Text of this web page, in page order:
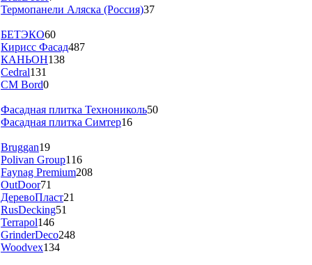
Термопанели Аляска (Россия)37
БЕТЭКО60
Кирисс Фасад487
КАНЬОН138
Cedral131
CM Bord0
Фасадная плитка Технониколь50
Фасадная плитка Симтер16
Bruggan19
Polivan Group116
Faynag Premium208
OutDoor71
ДеревоПласт21
RusDecking51
Terrapol146
GrinderDeco248
Woodvex134